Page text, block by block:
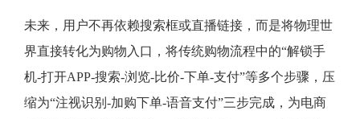
未来，用户不再依赖搜索框或直播链接，而是将物理世
界直接转化为购物入口，将传统购物流程中的“解锁手
机-打开APP-搜索-浏览-比价-下单-支付”等多个步骤，压
缩为“注视识别-加购下单-语音支付”三步完成，为电商